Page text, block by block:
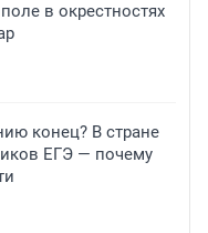
в окрестностях
конец? В стране
ЕГЭ — почему